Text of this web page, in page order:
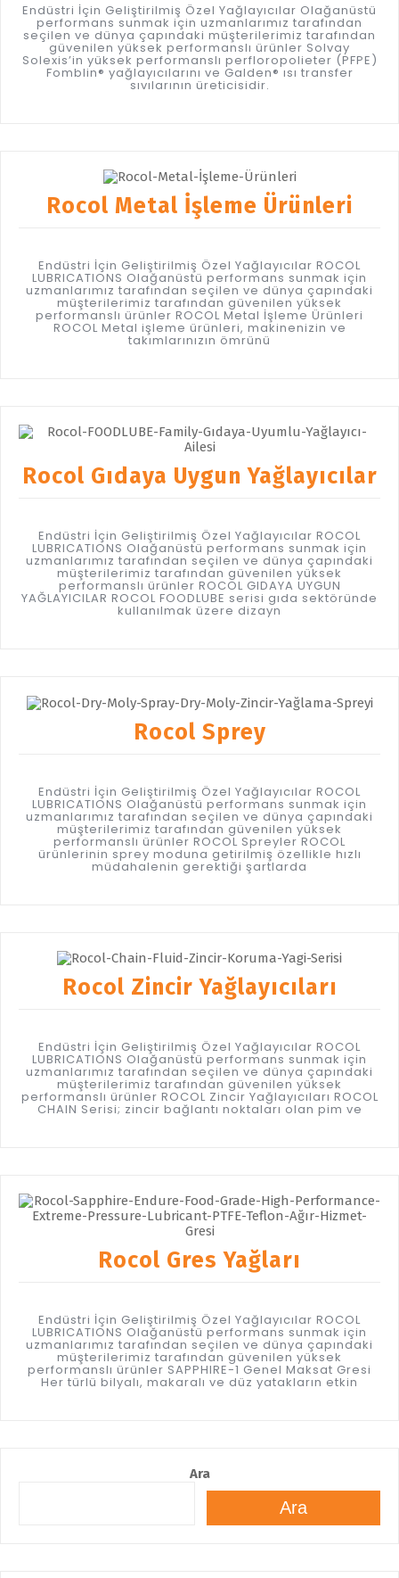
Endüstri İçin Geliştirilmiş Özel Yağlayıcılar Olağanüstü
performans sunmak için uzmanlarımız tarafından
seçilen ve dünya çapındaki müşterilerimiz tarafından
güvenilen yüksek performanslı ürünler Solvay
Solexis’in yüksek performanslı perfloropolieter (PFPE)
Fomblin® yağlayıcılarını ve Galden® ısı transfer
sıvılarının üreticisidir.
Rocol Metal İşleme Ürünleri
Endüstri İçin Geliştirilmiş Özel Yağlayıcılar ROCOL
LUBRICATIONS Olağanüstü performans sunmak için
uzmanlarımız tarafından seçilen ve dünya çapındaki
müşterilerimiz tarafından güvenilen yüksek
performanslı ürünler ROCOL Metal İşleme Ürünleri
ROCOL Metal işleme ürünleri, makinenizin ve
takımlarınızın ömrünü
Rocol Gıdaya Uygun Yağlayıcılar
Endüstri İçin Geliştirilmiş Özel Yağlayıcılar ROCOL
LUBRICATIONS Olağanüstü performans sunmak için
uzmanlarımız tarafından seçilen ve dünya çapındaki
müşterilerimiz tarafından güvenilen yüksek
performanslı ürünler ROCOL GIDAYA UYGUN
YAĞLAYICILAR ROCOL FOODLUBE serisi gıda sektöründe
kullanılmak üzere dizayn
Rocol Sprey
Endüstri İçin Geliştirilmiş Özel Yağlayıcılar ROCOL
LUBRICATIONS Olağanüstü performans sunmak için
uzmanlarımız tarafından seçilen ve dünya çapındaki
müşterilerimiz tarafından güvenilen yüksek
performanslı ürünler ROCOL Spreyler ROCOL
ürünlerinin sprey moduna getirilmiş özellikle hızlı
müdahalenin gerektiği şartlarda
Rocol Zincir Yağlayıcıları
Endüstri İçin Geliştirilmiş Özel Yağlayıcılar ROCOL
LUBRICATIONS Olağanüstü performans sunmak için
uzmanlarımız tarafından seçilen ve dünya çapındaki
müşterilerimiz tarafından güvenilen yüksek
performanslı ürünler ROCOL Zincir Yağlayıcıları ROCOL
CHAIN Serisi; zincir bağlantı noktaları olan pim ve
Rocol Gres Yağları
Endüstri İçin Geliştirilmiş Özel Yağlayıcılar ROCOL
LUBRICATIONS Olağanüstü performans sunmak için
uzmanlarımız tarafından seçilen ve dünya çapındaki
müşterilerimiz tarafından güvenilen yüksek
performanslı ürünler SAPPHIRE-1 Genel Maksat Gresi
Her türlü bilyalı, makaralı ve düz yatakların etkin
Ara
Ara